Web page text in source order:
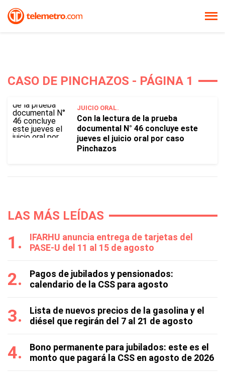
CASO DE PINCHAZOS - PÁGINA 1
JUICIO ORAL.
Con la lectura de la prueba
documental N° 46 concluye este
jueves el juicio oral por caso
Pinchazos
LAS MÁS LEÍDAS
IFARHU anuncia entrega de tarjetas del
PASE-U del 11 al 15 de agosto
Pagos de jubilados y pensionados:
calendario de la CSS para agosto
Lista de nuevos precios de la gasolina y el
diésel que regirán del 7 al 21 de agosto
Bono permanente para jubilados: este es el
monto que pagará la CSS en agosto de 2026